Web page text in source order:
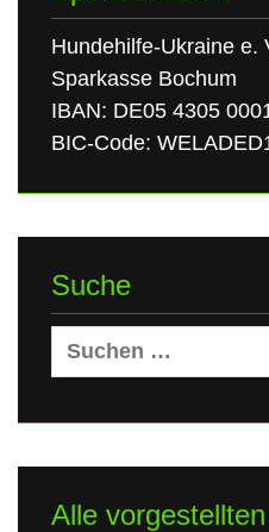
Hundehilfe-Ukraine e.
Sparkasse Bochum
IBAN: DE05 4305
BIC-Code:
Suche
Suchen
nach:
Alle